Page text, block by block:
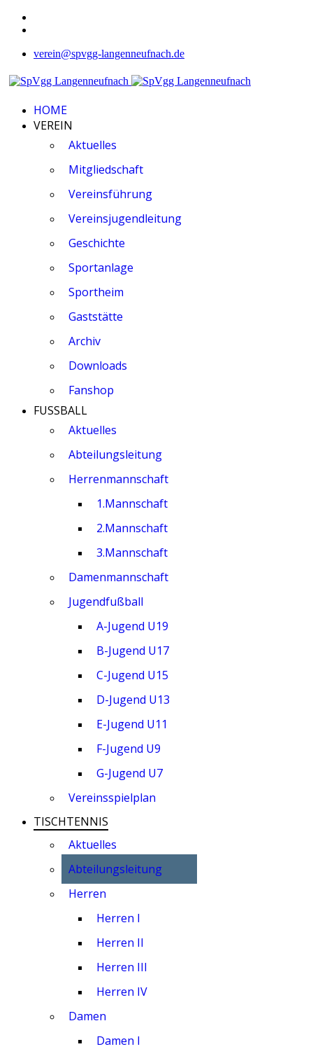
verein@spvgg-langenneufnach.de
HOME
VEREIN
Aktuelles
Mitgliedschaft
Vereinsführung
Vereinsjugendleitung
Geschichte
Sportanlage
Sportheim
Gaststätte
Archiv
Downloads
Fanshop
FUSSBALL
Aktuelles
Abteilungsleitung
Herrenmannschaft
1.Mannschaft
2.Mannschaft
3.Mannschaft
Damenmannschaft
Jugendfußball
A-Jugend U19
B-Jugend U17
C-Jugend U15
D-Jugend U13
E-Jugend U11
F-Jugend U9
G-Jugend U7
Vereinsspielplan
TISCHTENNIS
Aktuelles
Abteilungsleitung
Herren
Herren I
Herren II
Herren III
Herren IV
Damen
Damen I